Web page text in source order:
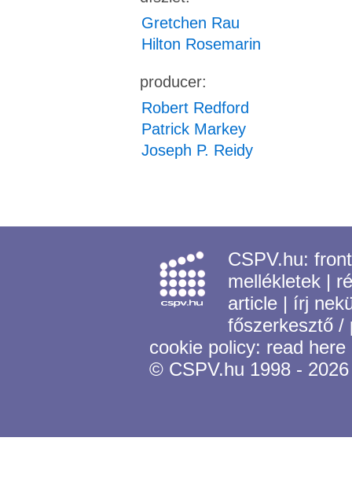
Gretchen Rau
Hilton Rosemarin
producer:
Robert Redford
Patrick Markey
Joseph P. Reidy
CSPV.hu:
mellékletek |
article | írj
főszerkesztő
cookie policy: read here
© CSPV.hu 1998 - 2026